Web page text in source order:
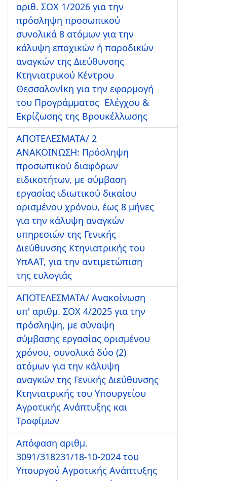
αριθ. ΣΟΧ 1/2026 για την
πρόσληψη προσωπικού
συνολικά 8 ατόμων για την
κάλυψη εποχικών ή παροδικών
αναγκών της Διεύθυνσης
Κτηνιατρικού Κέντρου
Θεσσαλονίκη για την εφαρμογή
του Προγράμματος Ελέγχου &
Εκρίζωσης της Βρουκέλλωσης
ΑΠΟΤΕΛΕΣΜΑΤΑ/ 2
ΑΝΑΚΟΙΝΩΣΗ: Πρόσληψη
προσωπικού διαφόρων
ειδικοτήτων, με σύμβαση
εργασίας ιδιωτικού δικαίου
ορισμένου χρόνου, έως 8 μήνες
για την κάλυψη αναγκών
υπηρεσιών της Γενικής
Διεύθυνσης Κτηνιατρικής του
ΥπΑΑΤ, για την αντιμετώπιση
της ευλογιάς
ΑΠΟΤΕΛΕΣΜΑΤΑ/ Ανακοίνωση
υπ' αριθμ. ΣΟΧ 4/2025 για την
πρόσληψη, με σύναψη
σύμβασης εργασίας ορισμένου
χρόνου, συνολικά δύο (2)
ατόμων για την κάλυψη
αναγκών της Γενικής Διεύθυνσης
Κτηνιατρικής του Υπουργείου
Αγροτικής Ανάπτυξης και
Τροφίμων
Απόφαση αριθμ.
3091/318231/18-10-2024 του
Υπουργού Αγροτικής Ανάπτυξης